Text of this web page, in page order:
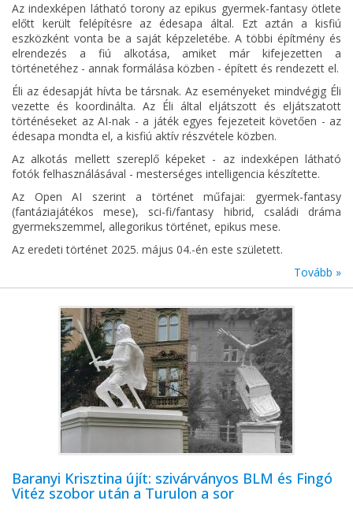
Az indexképen látható torony az epikus gyermek-fantasy ötlete
előtt került felépítésre az édesapa által. Ezt aztán a kisfiú
eszközként vonta be a saját képzeletébe. A többi építmény és
elrendezés a fiú alkotása, amiket már kifejezetten a
történetéhez - annak formálása közben - épített és rendezett el.
Éli az édesapját hívta be társnak. Az eseményeket mindvégig Éli
vezette és koordinálta. Az Éli által eljátszott és eljátszatott
történéseket az AI-nak - a játék egyes fejezeteit követően - az
édesapa mondta el, a kisfiú aktív részvétele közben.
Az alkotás mellett szereplő képeket - az indexképen látható
fotók felhasználásával - mesterséges intelligencia készítette.
Az Open AI szerint a történet műfajai: gyermek-fantasy
(fantáziajátékos mese), sci-fi/fantasy hibrid, családi dráma
gyermekszemmel, allegorikus történet, epikus mese.
Az eredeti történet 2025. május 04.-én este született.
Tovább »
Baranyi Krisztina újít: szivárványos BLM és Fingó
Vitéz szobor után a Turulon a sor